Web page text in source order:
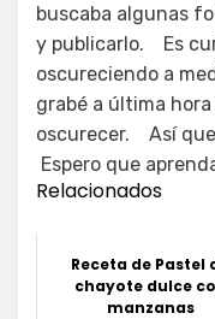
buscaba algunas
y publicarlo. Es
oscureciendo a
grabé a última
oscurecer. Así
Espero que
Relacionados
Receta de Pastel
chayote dulce
manzanas